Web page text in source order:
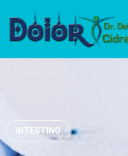
INTESTINO